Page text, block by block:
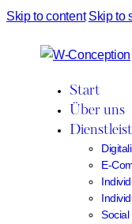
Skip to content Skip to
Start
Über uns
E-